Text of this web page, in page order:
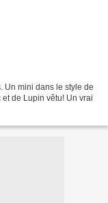
Un mini dans le style de
de Lupin vêtu! Un vrai